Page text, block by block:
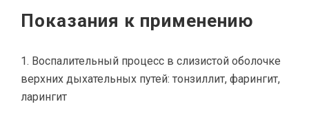
Показания к применению
Воспалительный процесс в слизистой оболочке
верхних дыхательных путей: тонзиллит, фарингит,
ларингит